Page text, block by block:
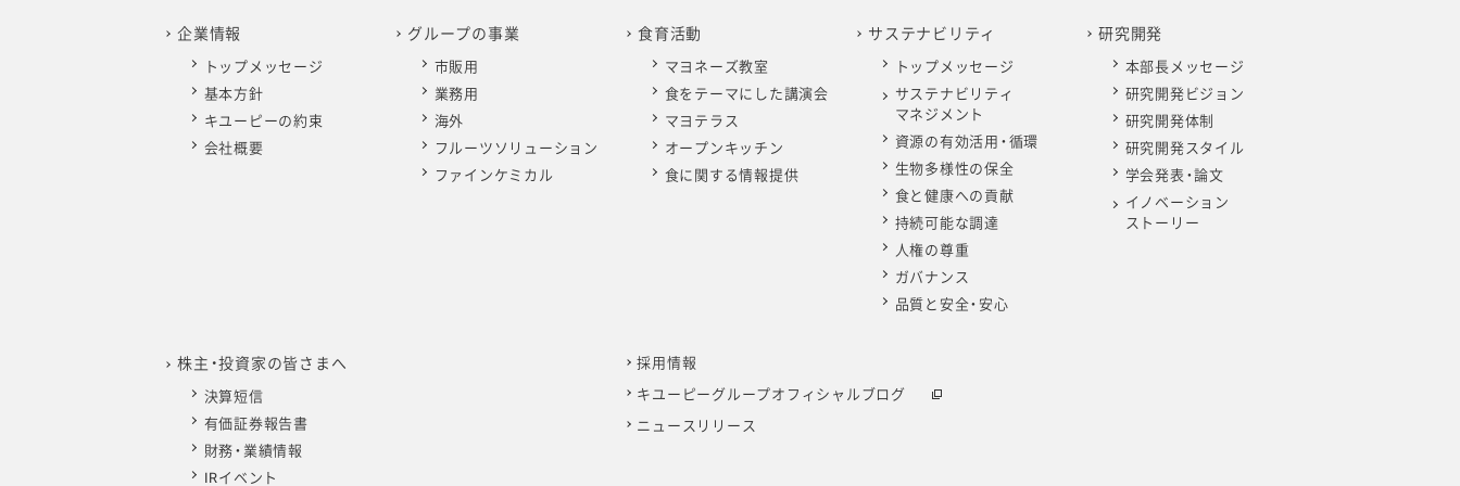
企業情報
トップメッセージ
基本方針
キユーピーの約束
会社概要
グループの事業
市販用
業務用
海外
フルーツソリューション
ファインケミカル
食育活動
マヨネーズ教室
食をテーマにした講演会
マヨテラス
オープンキッチン
食に関する情報提供
サステナビリティ
トップメッセージ
サステナビリティ
マネジメント
資源の有効活用・循環
生物多様性の保全
食と健康への貢献
持続可能な調達
人権の尊重
ガバナンス
品質と安全・安心
研究開発
本部長メッセージ
研究開発ビジョン
研究開発体制
研究開発スタイル
学会発表・論文
イノベーション
ストーリー
株主・投資家の皆さまへ
決算短信
有価証券報告書
財務・業績情報
IRイベント
採用情報
キユーピーグループオフィシャルブログ
ニュースリリース